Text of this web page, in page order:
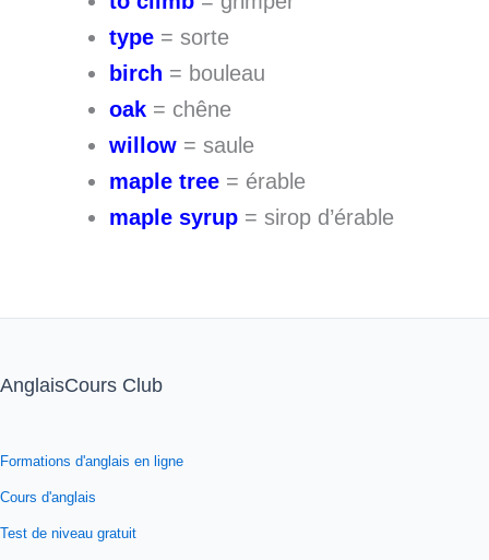
type = sorte
birch = bouleau
oak = chêne
willow = saule
maple tree = érable
maple syrup = sirop d’érable
AnglaisCours Club
Formations d'anglais en ligne
Cours d'anglais
Test de niveau gratuit